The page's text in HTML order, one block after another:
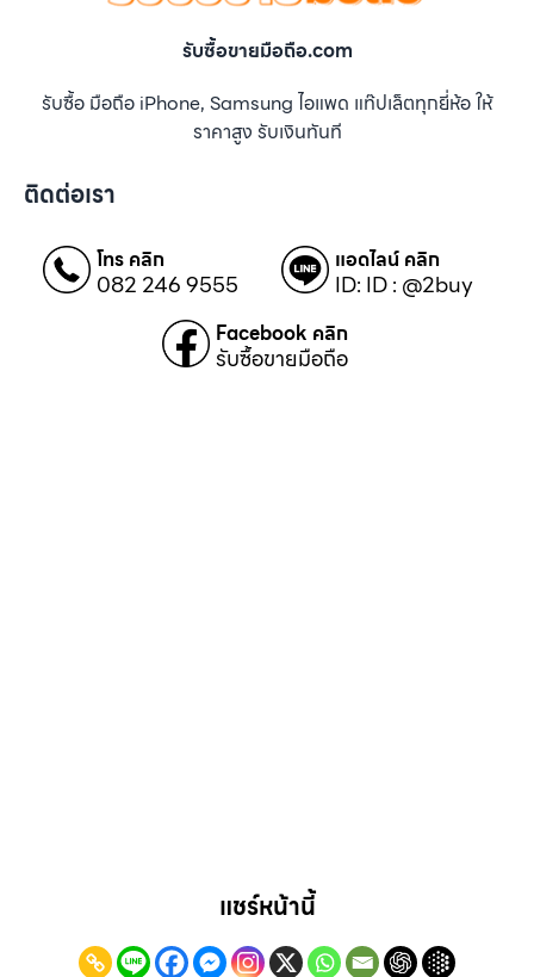
รับซื้อขายมือถือ.com
รับซื้อ มือถือ iPhone, Samsung ไอแพด แท๊ปเล็ตทุกยี่ห้อ ให้
ราคาสูง รับเงินทันที
ติดต่อเรา
โทร คลิก
082 246 9555
แอดไลน์ คลิก
ID: ID : @2buy
Facebook คลิก
รับซื้อขายมือถือ
แชร์หน้านี้